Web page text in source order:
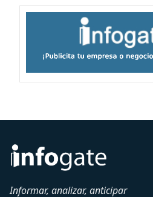
Informar, analizar, anticipar